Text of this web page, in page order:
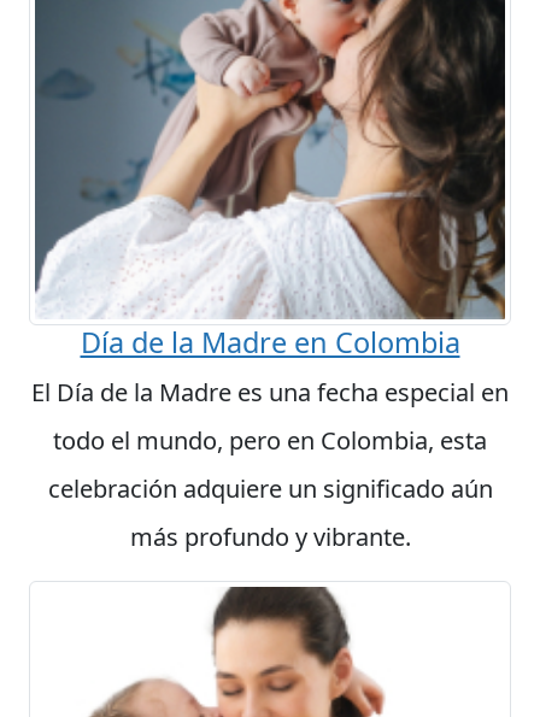
Día de la Madre en Colombia
El Día de la Madre es una fecha especial en
todo el mundo, pero en Colombia, esta
celebración adquiere un significado aún
más profundo y vibrante.